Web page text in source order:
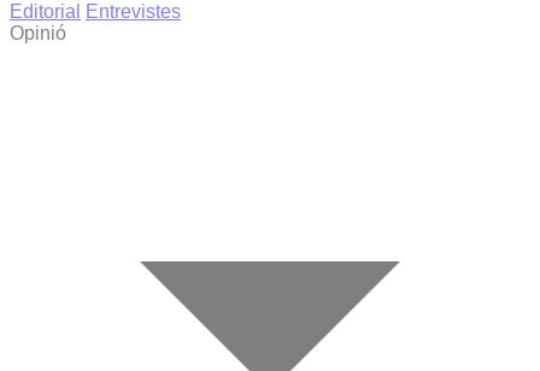
Editorial
Entrevistes
Opinió